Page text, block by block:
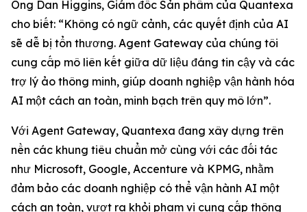
Ông Dan Higgins, Giám đốc Sản phẩm của Quantexa
cho biết: “Không có ngữ cảnh, các quyết định của AI
sẽ dễ bị tổn thương. Agent Gateway của chúng tôi
cung cấp mô liên kết giữa dữ liệu đáng tin cậy và các
trợ lý ảo thông minh, giúp doanh nghiệp vận hành hóa
AI một cách an toàn, minh bạch trên quy mô lớn”.
Với Agent Gateway, Quantexa đang xây dựng trên
nền các khung tiêu chuẩn mở cùng với các đối tác
như Microsoft, Google, Accenture và KPMG, nhằm
đảm bảo các doanh nghiệp có thể vận hành AI một
cách an toàn, vượt ra khỏi phạm vi cung cấp thông